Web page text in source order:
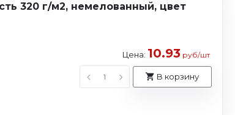
320 г/м2, немелованный, цвет
Цена: 10.93 руб/шт
В корзину